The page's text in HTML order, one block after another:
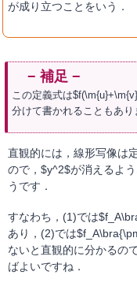
が成り立つことをいう．
この定義式は
分けて書かれることもあり
直観的には，線形写像は
ので，$y^2$が消えるよ
うです．
すなわち，(1)では
あり，(2)では
ないと直観的に分かるの
ばよいですね．